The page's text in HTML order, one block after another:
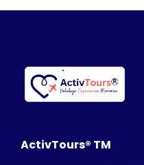
ActivTours® TM